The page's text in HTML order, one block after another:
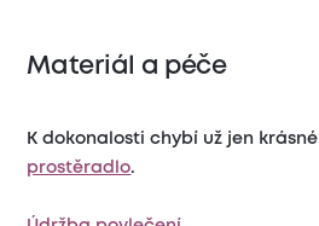
Materiál a péče
K dokonalosti chybí už jen krásné
prostěradlo.